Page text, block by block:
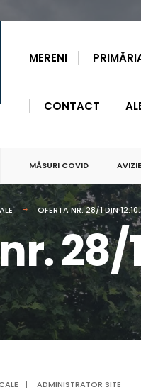
MERENI
CONTACT
MĂSURI COVID
OFERTA NR. 28/1 DIN
28/
| ADMINISTRATOR SITE